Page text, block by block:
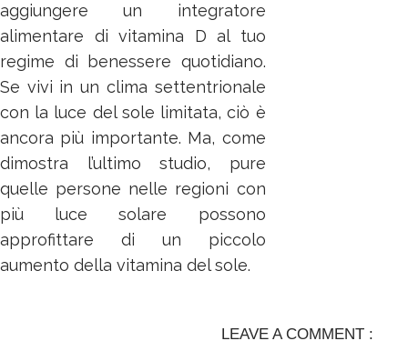
aggiungere un integratore
alimentare di vitamina D al tuo
regime di benessere quotidiano.
Se vivi in un clima settentrionale
con la luce del sole limitata, ciò è
ancora più importante. Ma, come
dimostra l’ultimo studio, pure
quelle persone nelle regioni con
più luce solare possono
approfittare di un piccolo
aumento della vitamina del sole.
LEAVE A COMMENT :